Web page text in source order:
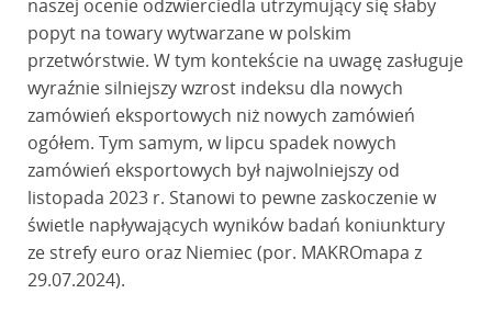
naszej ocenie odzwierciedla utrzymujący się słaby
popyt na towary wytwarzane w polskim
przetwórstwie. W tym kontekście na uwagę zasługuje
wyraźnie silniejszy wzrost indeksu dla nowych
zamówień eksportowych niż nowych zamówień
ogółem. Tym samym, w lipcu spadek nowych
zamówień eksportowych był najwolniejszy od
listopada 2023 r. Stanowi to pewne zaskoczenie w
świetle napływających wyników badań koniunktury
ze strefy euro oraz Niemiec (por. MAKROmapa z
29.07.2024).